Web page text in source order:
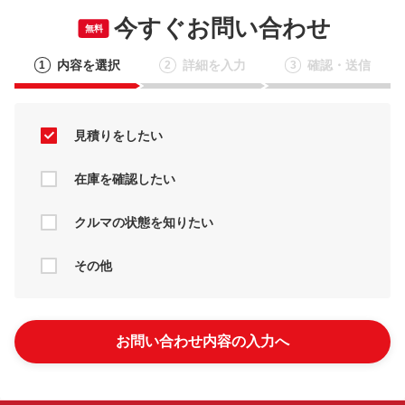
無料 今すぐお問い合わせ
1 内容を選択 2 詳細を入力 3 確認・送信
見積りをしたい
在庫を確認したい
クルマの状態を知りたい
その他
お問い合わせ内容の入力へ